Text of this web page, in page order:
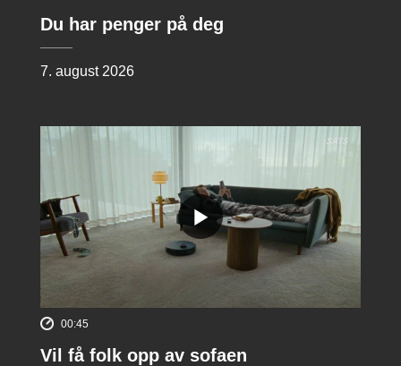
Du har penger på deg
7. august 2026
00:45
Vil få folk opp av sofaen